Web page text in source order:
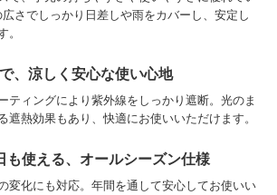
さでしっかり日差しや雨をカバーし、安定し
。
、涼しく安心な使い心地
ティングにより紫外線をしっかり遮断。光のま
遮熱効果もあり、快適にお使いいただけます。
も使える、オールシーズン仕様
変化にも対応。年間を通して安心してお使いい